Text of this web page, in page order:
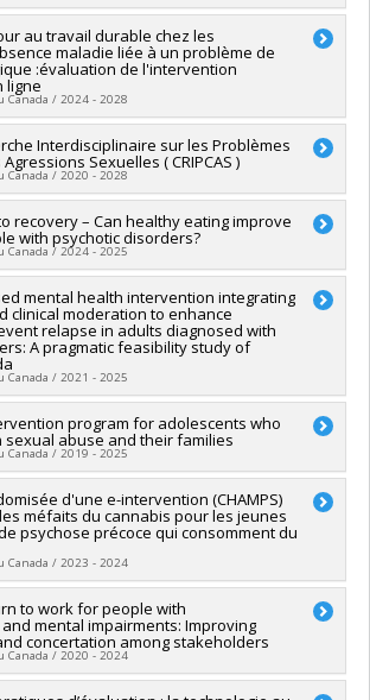
:Tania Lecomte
Marc Lanovaz,Sophie Bergeron,Amal Abdel-
,Katherine Péloquin,Robert-Paul
, Phil Tibbo,
:CRSH/Conseil de recherches en
du Canada
: PVXXXXXX-Subvention Savoir
au travail durable chez les
maladie liée à un problème de
:évaluation de l'intervention
ligne
Canada / 2024 - 2028
: Marc Corbière
Lecomte
:
:PVXXXXXX-(AC) Actions
Interdisciplinaire sur les Problèmes
Sexuelles ( CRIPCAS )
Canada / 2020 - 2028
: Sophie Bergeron,Mireille Cyr
Yves Frappier,Antonio Zadra
Beth Macintosh,Yvan Lussier,Geneviève
Berthelot,Stéphane Sabourin, Martine
Tardif,Catherine Bégin, Claude Bélanger
,Mylène Fernet,
,Chiaraa PIAZZESI,Marie-Pier Vaillancourt-
Alison Paradis,
Noémie Carbonneau
:FRQSC/Fonds de recherche du
culture (FQRSC)
:PV129894-(RG) Programme
recovery – Can healthy eating improve
with psychotic disorders?
Canada / 2024 - 2025
:Tania Lecomte
:Fondation de l’IUSMM
:
mental health intervention integrating
clinical moderation to enhance
relapse in adults diagnosed with
A pragmatic feasibility study of
Canada / 2021 - 2025
:Shalini Lal
Lecomte,Amal Abdel-Baki,
:
: PVXXXXXX-(PJT) Subvention
program for adolescents who
sexual abuse and their families
Canada / 2019 - 2025
:Tania Lecomte
Isabelle V. Daignault,Audrey Brassard
:CRSH/Conseil de recherches en
du Canada
:PVXXXXXX-Subvention Savoir
d'une e-intervention (CHAMPS)
méfaits du cannabis pour les jeunes
psychose précoce qui consomment du
Canada / 2023 - 2024
: Tania Lecomte
:CHUM/Centre hospitalier de
:
to work for people with
mental impairments: Improving
concertation among stakeholders
Canada / 2020 - 2024